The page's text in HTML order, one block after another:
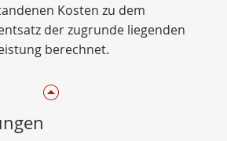
Kosten zu dem
der zugrunde liegenden
berechnet.